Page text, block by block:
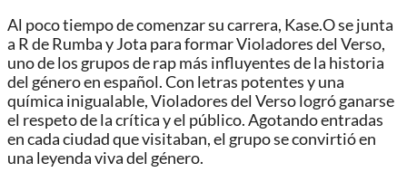
Al poco tiempo de comenzar su carrera, Kase.O se junta
a R de Rumba y Jota para formar Violadores del Verso,
uno de los grupos de rap más influyentes de la historia
del género en español. Con letras potentes y una
química inigualable, Violadores del Verso logró ganarse
el respeto de la crítica y el público. Agotando entradas
en cada ciudad que visitaban, el grupo se convirtió en
una leyenda viva del género.